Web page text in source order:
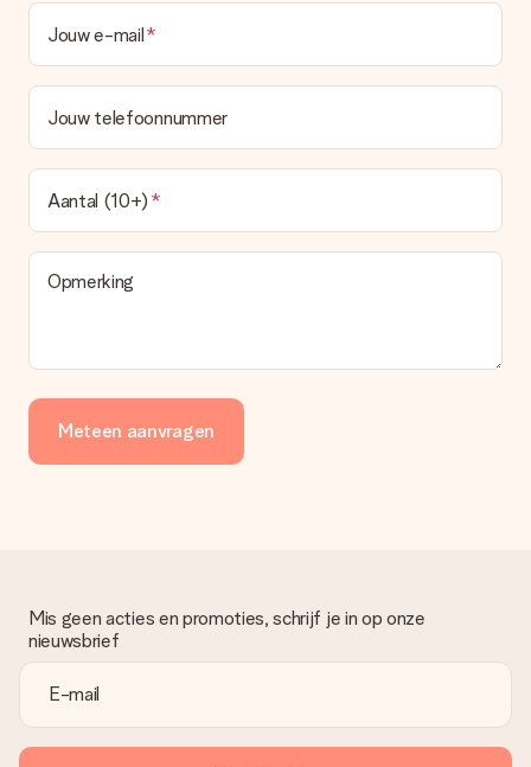
Jouw e-mail
Jouw telefoonnummer
Aantal (10+)
Opmerking
Meteen aanvragen
Mis geen acties en promoties, schrijf je in op onze
nieuwsbrief